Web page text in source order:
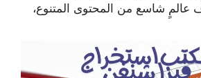
عالمٍ شاسع من المحتوى المتنوع،